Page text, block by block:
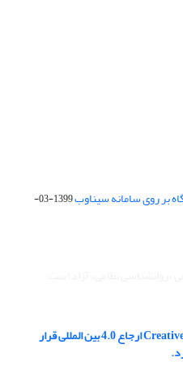
بر روی سامانه سیناوب
1399-03-
این نشریه تحت مجوز Creative Commons ارجاع 4.0 بین المللی قرار